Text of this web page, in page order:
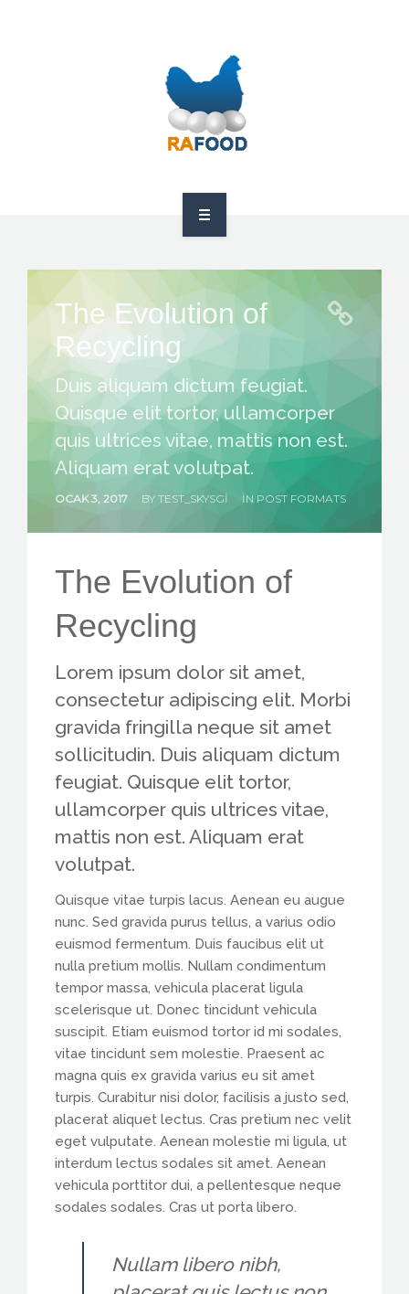
ABOUT US
PRODUCTS
CONTACT US
The Evolution of
Recycling
Duis aliquam dictum feugiat.
Quisque elit tortor, ullamcorper
quis ultrices vitae, mattis non est.
Aliquam erat volutpat.
OCAK 3, 2017 BY TEST_SKYSGI IN POST FORMATS
The Evolution of
Recycling
Lorem ipsum dolor sit amet,
consectetur adipiscing elit. Morbi
gravida fringilla neque sit amet
sollicitudin. Duis aliquam dictum
feugiat. Quisque elit tortor,
ullamcorper quis ultrices vitae,
mattis non est. Aliquam erat
volutpat.
Quisque vitae turpis lacus. Aenean eu augue
nunc. Sed gravida purus tellus, a varius odio
euismod fermentum. Duis faucibus elit ut
nulla pretium mollis. Nullam condimentum
tempor massa, vehicula placerat ligula
scelerisque ut. Donec tincidunt vehicula
suscipit. Etiam euismod tortor id mi sodales,
vitae tincidunt sem molestie. Praesent ac
magna quis ex gravida varius eu sit amet
turpis. Curabitur nisi dolor, facilisis a justo sed,
placerat aliquet lectus. Cras pretium nec velit
eget vulputate. Aenean molestie mi ligula, ut
interdum lectus sodales sit amet. Aenean
vehicula porttitor dui, a pellentesque neque
sodales sodales. Cras ut porta libero.
Nullam libero nibh,